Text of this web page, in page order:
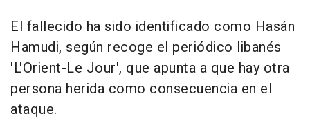
El fallecido ha sido identificado como Hasán
Hamudi, según recoge el periódico libanés
'L'Orient-Le Jour', que apunta a que hay otra
persona herida como consecuencia en el
ataque.